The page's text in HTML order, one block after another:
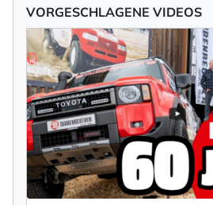
VORGESCHLAGENE VIDEOS